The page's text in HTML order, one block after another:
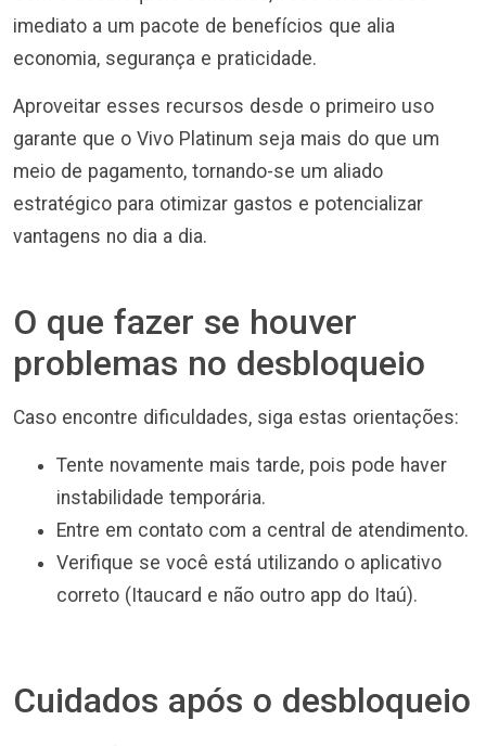
imediato a um pacote de benefícios que alia
economia, segurança e praticidade.
Aproveitar esses recursos desde o primeiro uso
garante que o Vivo Platinum seja mais do que um
meio de pagamento, tornando-se um aliado
estratégico para otimizar gastos e potencializar
vantagens no dia a dia.
O que fazer se houver
problemas no desbloqueio
Caso encontre dificuldades, siga estas orientações:
Tente novamente mais tarde, pois pode haver
instabilidade temporária.
Entre em contato com a central de atendimento.
Verifique se você está utilizando o aplicativo
correto (Itaucard e não outro app do Itaú).
Cuidados após o desbloqueio